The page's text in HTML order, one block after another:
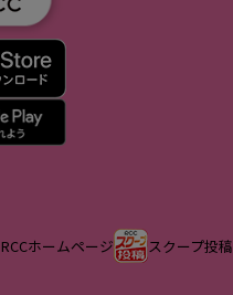
RCCホームページ スクープ投稿